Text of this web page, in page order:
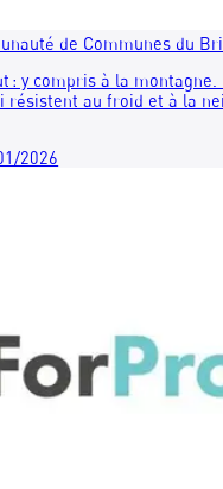
favoriser les emplois…
citoyen.
02/2026